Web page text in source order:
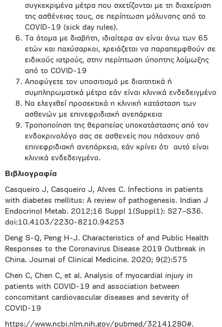
συγκεκριμένα μέτρα που σχετίζονται με τη διαχείριση
της ασθένειας τους, σε περίπτωση μόλυνσης από το
COVID-19 (sick day rules).
Τα άτομα με διαβήτη, ιδιαίτερα αν είναι άνω των 65
ετών και παχύσαρκοι, χρειάζεται να παραπεμφθούν σε
ειδικούς ιατρούς, στην περίπτωση ύποπτης λοίμωξης
από το COVID-19
Αποφύγετε τον υποσιτισμό με διαιτητικά ή
συμπληρωματικά μέτρα εάν είναι κλινικά ενδεδειγμένο
Να ελεγχθεί προσεκτικά η κλινική κατάσταση των
ασθενών με επινεφριδιακή ανεπάρκεια
Τροποποίηση της θεραπείας υποκατάστασης από τον
ενδοκρινολόγο σας σε ασθενείς που πάσχουν από
επινεφριδιακή ανεπάρκεια, εάν κρίνει ότι
αυτό είναι
κλινικά ενδεδειγμένο.
Βιβλιογραφία
Casqueiro J, Casqueiro J, Alves C. Infections in patients
with diabetes mellitus: A review of pathogenesis. Indian J
Endocrinol Metab. 2012;16 Suppl 1(Suppl1): S27–S36.
doi:10.4103/2230-8210.94253
Deng S-Q, Peng H-J. Characteristics of and Public Health
Responses to the Coronavirus Disease 2019 Outbreak in
China. Journal of Clinical Medicine. 2020; 9(2):575
Chen C, Chen C, et al. Analysis of myocardial injury in
patients with COVID-19 and association between
concomitant cardiovascular diseases and severity of
COVID-19
https://www.ncbi.nlm.nih.gov/pubmed/32141280#.